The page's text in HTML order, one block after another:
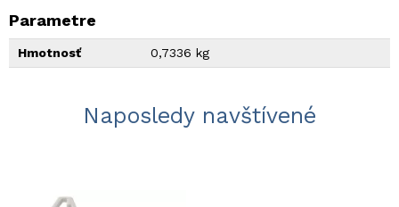
Parametre
Hmotnosť 0,7336 kg
Naposledy navštívené